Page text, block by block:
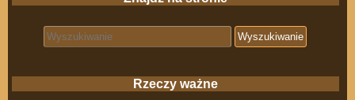
Search for:
Rzeczy ważne